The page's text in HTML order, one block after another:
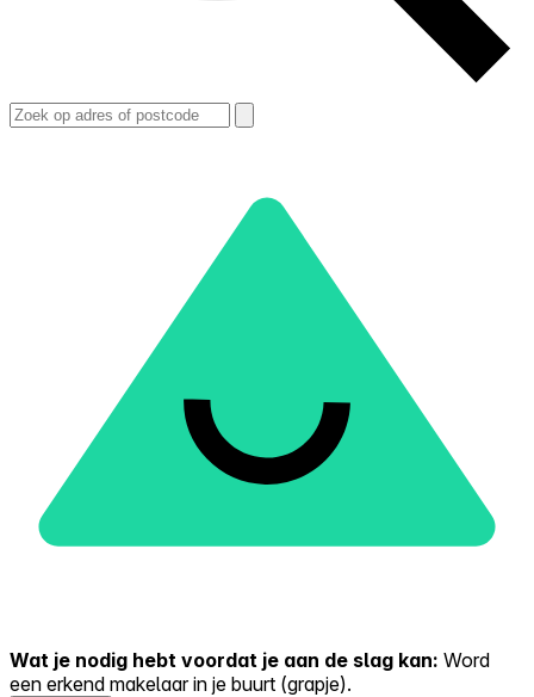
Wat je nodig hebt voordat je aan de slag kan: Word
een erkend makelaar in je buurt (grapje).